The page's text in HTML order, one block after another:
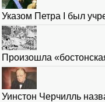
Указом Петра I был
Произошла
Уинстон Черчилль